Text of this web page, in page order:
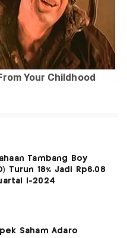
Tambang Boy
Turun 18% Jadi Rp6,08
I-2024
Saham Adaro